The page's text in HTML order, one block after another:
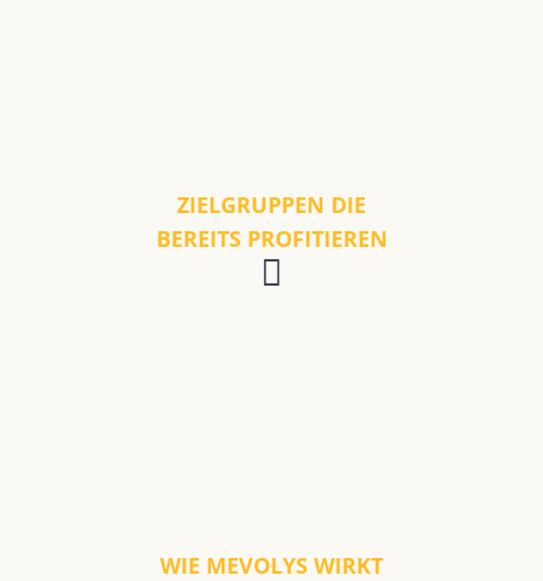
ZIELGRUPPEN DIE
BEREITS PROFITIEREN
WIE MEVOLYS WIRKT